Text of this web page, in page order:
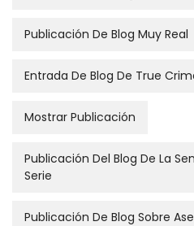
Publicación De Blog Muy Real
Entrada De Blog De True
Mostrar Publicación
Publicación Del Blog De La
Serie
Publicación De Blog Sobre